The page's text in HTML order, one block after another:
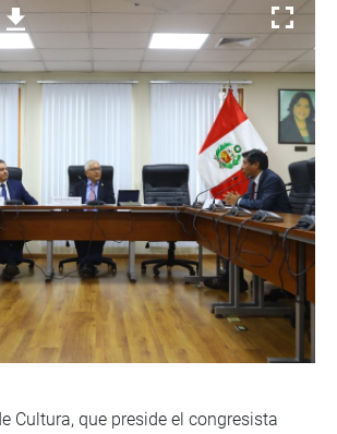
Cultura, que preside el congresista